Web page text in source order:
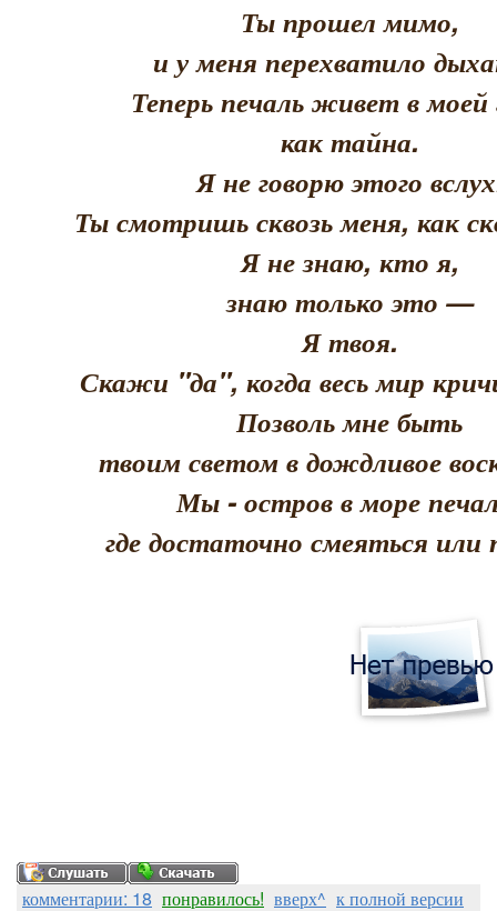
Ты прошел мимо,
и у меня перехватило
Теперь печаль живет в моей
как тайна.
Я не говорю этого
Ты смотришь сквозь меня, как
Я не знаю, кто я,
знаю только это —
Я твоя.
Скажи "да", когда весь мир
Позволь мне быть
твоим светом в дождливое
Мы - остров в море
где достаточно смеяться или
комментарии: 18 понравилось! вверх^ к полной версии